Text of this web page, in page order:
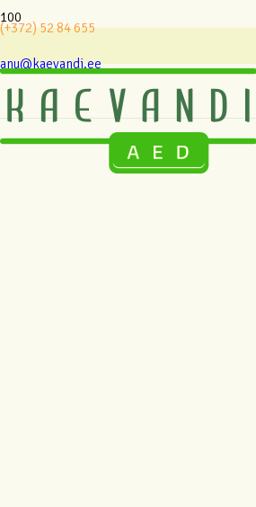
(+372) 52 84 655
anu@kaevandi.ee